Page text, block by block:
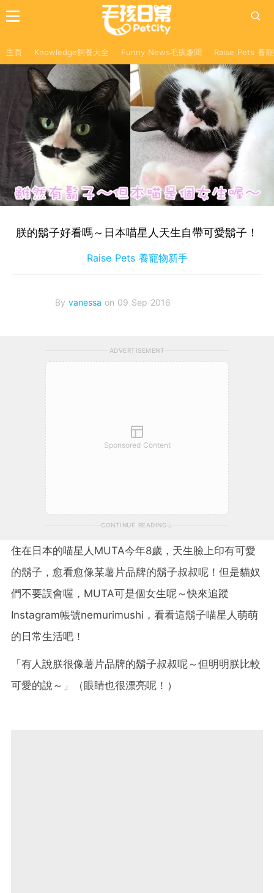
主頁 Knowledge飼養大全 Funny News毛孩趣聞 Raise Pets 養
朕的鬍子好看嗎～日本喵星人天生自帶可愛鬍子！
Raise Pets 養寵物新手
By vanessa on 09 Sep 2016
ADVERTISEMENT
Sponsored Content
CONTINUE READING
住在日本的喵星人MUTA今年8歲，天生臉上印有可愛
的鬍子，愈看愈像某薯片品牌的鬍子叔叔呢！但是貓奴
們不要誤會喔，MUTA可是個女生呢～快來追蹤
Instagram帳號nemurimushi，看看這鬍子喵星人萌萌
的日常生活吧！
「有人說朕很像薯片品牌的鬍子叔叔呢～但明明朕比較
可愛的說～」（眼睛也很漂亮呢！）